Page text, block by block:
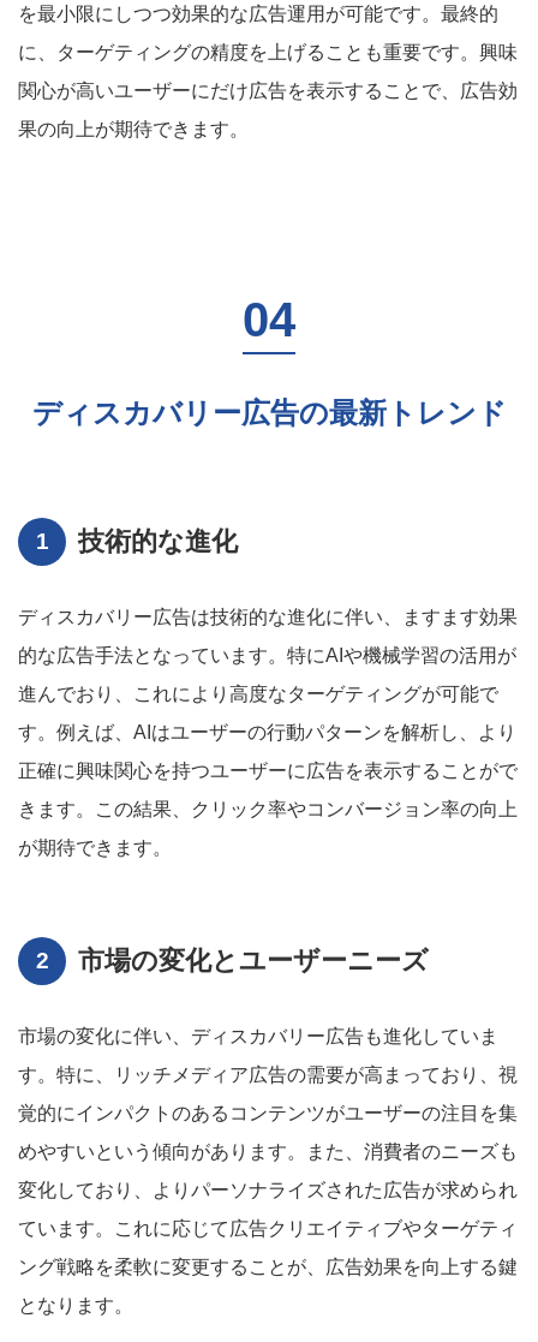
を最小限にしつつ効果的な広告運用が可能です。最終的
に、ターゲティングの精度を上げることも重要です。興味
関心が高いユーザーにだけ広告を表示することで、広告効
果の向上が期待できます。
ディスカバリー広告の最新トレンド
技術的な進化
ディスカバリー広告は技術的な進化に伴い、ますます効果
的な広告手法となっています。特にAIや機械学習の活用が
進んでおり、これにより高度なターゲティングが可能で
す。例えば、AIはユーザーの行動パターンを解析し、より
正確に興味関心を持つユーザーに広告を表示することがで
きます。この結果、クリック率やコンバージョン率の向上
が期待できます。
市場の変化とユーザーニーズ
市場の変化に伴い、ディスカバリー広告も進化していま
す。特に、リッチメディア広告の需要が高まっており、視
覚的にインパクトのあるコンテンツがユーザーの注目を集
めやすいという傾向があります。また、消費者のニーズも
変化しており、よりパーソナライズされた広告が求められ
ています。これに応じて広告クリエイティブやターゲティ
ング戦略を柔軟に変更することが、広告効果を向上する鍵
となります。